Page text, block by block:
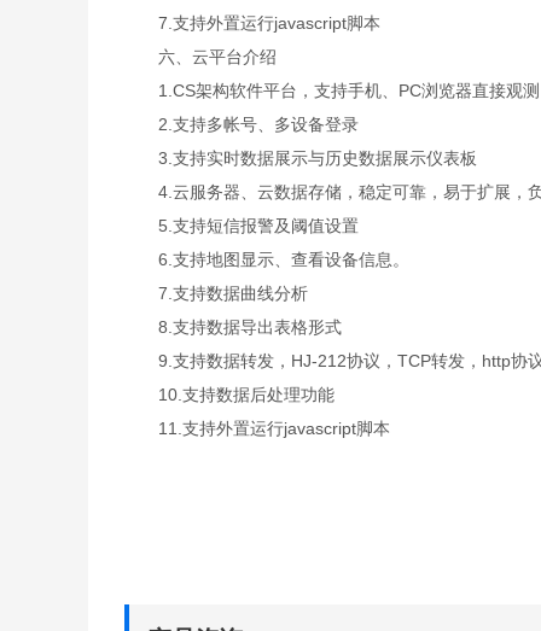
7.支持外置运行javascript脚本
六、云平台介绍
1.CS架构软件平台，支持手机、PC浏览器直接观测
2.支持多帐号、多设备登录
3.支持实时数据展示与历史数据展示仪表板
4.云服务器、云数据存储，稳定可靠，易于扩展，
5.支持短信报警及阈值设置
6.支持地图显示、查看设备信息。
7.支持数据曲线分析
8.支持数据导出表格形式
9.支持数据转发，HJ-212协议，TCP转发，http协
10.支持数据后处理功能
11.支持外置运行javascript脚本